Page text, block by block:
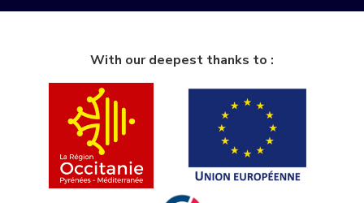
With our deepest thanks to :